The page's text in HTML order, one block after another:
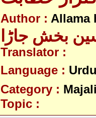
Author : Allama
بخش جاڑا
Translator :
Language : Urdu
Category :
Topic :